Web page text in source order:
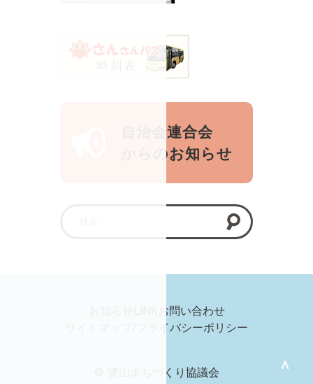
自治会連合会
からのお知らせ
＞
お問い合わせ
サイトマップ/プライバシーポリシー
© 鷺山まちづくり協議会